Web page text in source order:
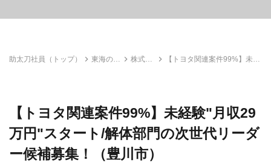
助太刀社員（トップ）
東海の建
株式会
【トヨタ関連案件99%】未経
【トヨタ関連案件99%】未経験"月収29
万円"スタート/解体部門の次世代リーダ
ー候補募集！（豊川市）